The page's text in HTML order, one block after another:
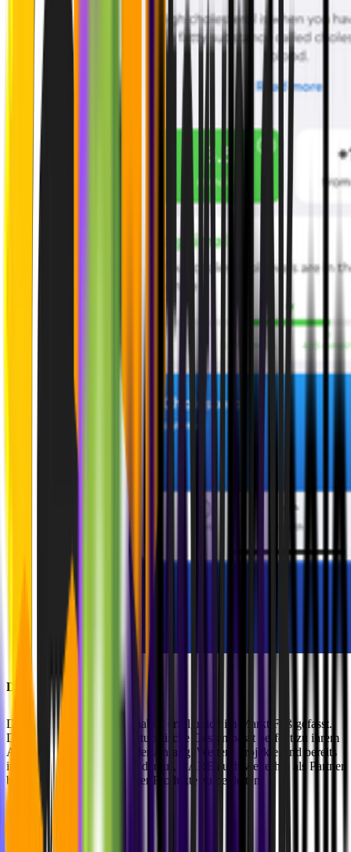
Die Ergebnisse
Die Produkte von CARE haben erfolgreich im Markt Fuß gefasst.
Das minimalistische und futuristische Design passt perfekt zu ihrem
Angebot. Und das ist erst der Anfang: Weitere Projekte sind bereits
in Planung. Wir freuen uns darauf, CARE auch weiterhin als Partner
bei der Entwicklung digitaler Produkte zu begleiten.